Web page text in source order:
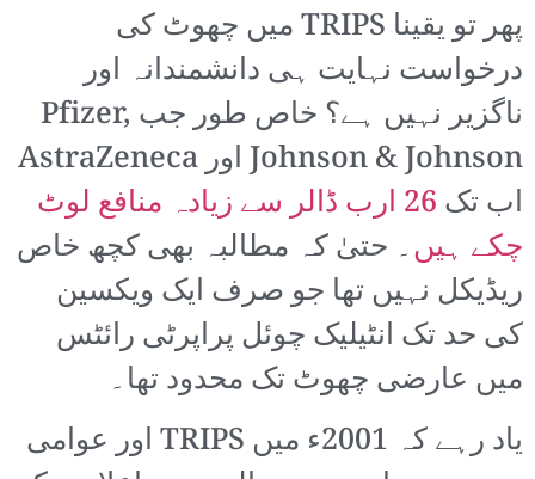
پھر تو یقینا TRIPS میں چھوٹ کی
درخواست نہایت ہی دانشمندانہ اور
ناگزیر نہیں ہے؟ خاص طور جب Pfizer,
Johnson & Johnson اور AstraZeneca
اب تک
26 ارب ڈالر سے زیادہ منافع لوٹ
چکے ہیں۔ حتیٰ کہ مطالبہ بھی کچھ خاص
ریڈیکل نہیں تھا جو صرف ایک ویکسین
کی حد تک انٹیلیک چوئل پراپرٹی رائٹس
میں عارضی چھوٹ تک محدود تھا۔
یاد رہے کہ 2001ء میں TRIPS اور عوامی